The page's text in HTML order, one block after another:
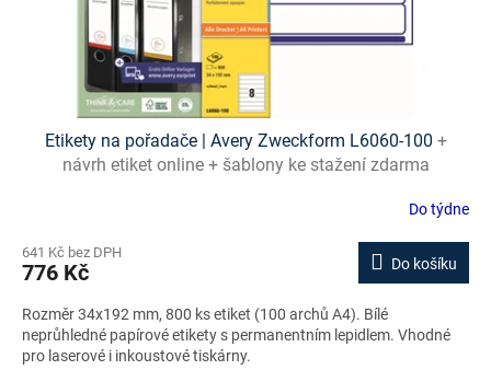
Etikety na pořadače | Avery Zweckform L6060-100 +
návrh etiket online + šablony ke stažení zdarma
Do týdne
641 Kč bez DPH
776 Kč Do košíku
Rozměr 34x192 mm, 800 ks etiket (100 archů A4). Bílé
neprůhledné papírové etikety s permanentním lepidlem. Vhodné
pro laserové i inkoustové tiskárny.